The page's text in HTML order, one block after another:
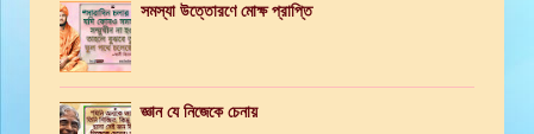
সমস্যা উত্তোরণে মোক্ষ প্রাপ্তি
জ্ঞান যে নিজেকে চেনায়